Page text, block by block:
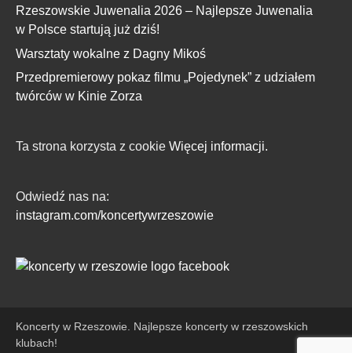
Rzeszowskie Juwenalia 2026 – Najlepsze Juwenalia
w Polsce startują już dziś!
Warsztaty wokalne z Dagny Mikoś
Przedpremierowy pokaz filmu „Pojedynek” z udziałem
twórców w Kinie Zorza
Ta strona korzysta z cookie Więcej informacji.
Odwiedź nas na:
instagram.com/koncertywrzeszowie
Koncerty w Rzeszowie. Najlepsze koncerty w rzeszowskich
klubach!